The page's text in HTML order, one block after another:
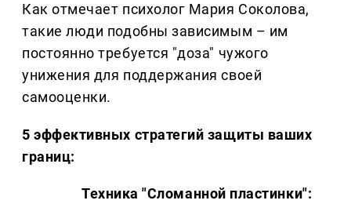
Как отмечает психолог Мария Соколова,
такие люди подобны зависимым – им
постоянно требуется "доза" чужого
унижения для поддержания своей
самооценки.
5 эффективных стратегий защиты ваших
границ:
Техника "Сломанной пластинки":